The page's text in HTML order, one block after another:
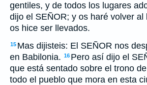
gentiles, y de todos los lugares
dijo el SEÑOR; y os haré volver al
os hice ser llevados.
15 Mas dijisteis: El SEÑOR nos
en Babilonia. 16 Pero así dijo el
que está sentado sobre el trono
todo el pueblo que mora en esta